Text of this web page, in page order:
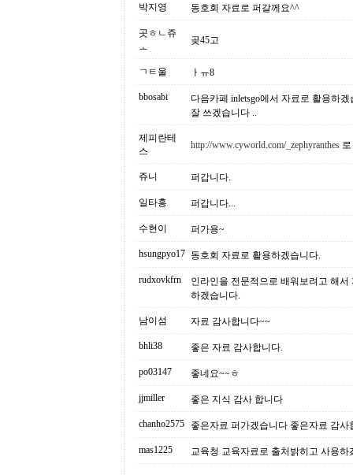
박지영 동호회 자료로 퍼갈께요^^
곳ㅎㄴ쥬
ㅗ
곶45고
ㄱㅌ울 ㅏㅠ8
bbosabi
다음카페 inletsgo에서 자료로 활용하
잘 쓰겠습니다 ..
제피란테
스
http://www.cyworld.com/_zephyranthes
쥬니 퍼갑니다.
일타홍 퍼갑니다...
수현이 퍼가용~
hsungpyo17 동호회 자료로 활용하겠습니다.
rudxovkfrn
인라인을 전문적으로 배워보려고 해
하겠습니다.
남이섬 자료 감사합니다~~
bhli38 좋은 자료 감사합니다.
po03147 좋네요~~ㅎ
jjmiller 좋은 지식 감사 합니다
chanho2575 좋은자료 퍼가겠습니다 좋은자료 감사
mas1225 교육청 교육자료로 출처밝히고 사용하